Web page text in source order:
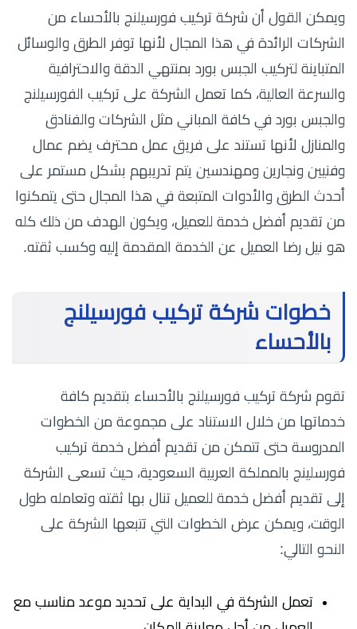
ويمكن القول أن شركة تركيب فورسيلنج بالأحساء من
الشركات الرائدة في هذا المجال لأنها توفر الطرق والوسائل
المتباينة لتركيب الجبس بورد بمنتهي الدقة والاحترافية
والسرعة العالية، كما تعمل الشركة على تركيب الفورسيلنج
والجبس بورد في كافة المباني مثل الشركات والفنادق
والمنازل لأنها تستند على فريق عمل محترف يضم عمال
وفنيين ونجارين ومهندسين يتم تدريبهم بشكل مستمر على
أحدث الطرق والأدوات المتبعة في هذا المجال حتى يتمكنوا
من تقديم أفضل خدمة للعميل، ويكون الهدف من ذلك كله
هو نيل رضا العميل عن الخدمة المقدمة إليه وكسب ثقته.
خطوات شركة تركيب فورسيلنج
بالأحساء
تقوم شركة تركيب فورسيلنج بالأحساء بتقديم كافة
خدماتها من خلال الاستناد على مجموعة من الخطوات
المدروسة حتى تتمكن من تقديم أفضل خدمة تركيب
فورسلينج بالمملكة العربية السعودية، حيث تسعى الشركة
إلى تقديم أفضل خدمة للعميل تنال بها ثقته وتعامله طول
الوقت، ويمكن عرض الخطوات التي تتبعها الشركة على
النحو التالي:
تعمل الشركة في البداية على تحديد موعد مناسب مع